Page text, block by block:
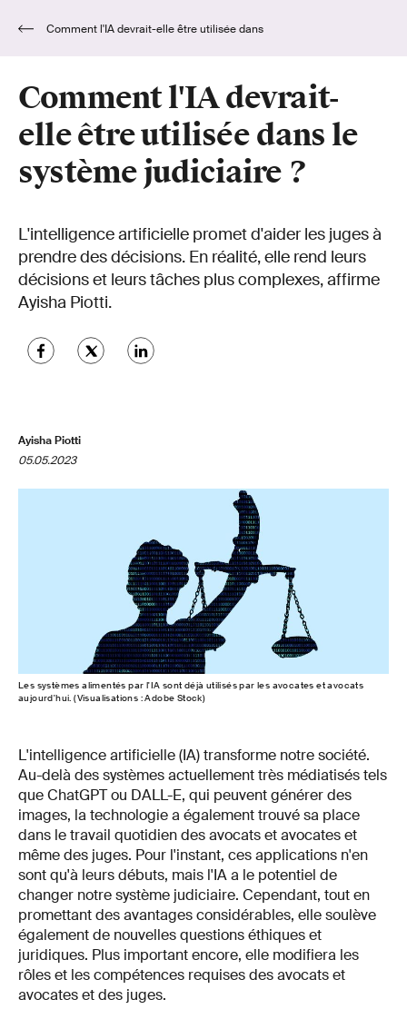
Comment l'IA devrait-
elle être utilisée dans le
système judiciaire ?
L'intelligence artificielle promet d'aider les juges à
prendre des décisions. En réalité, elle rend leurs
décisions et leurs tâches plus complexes, affirme
Ayisha Piotti.
Ayisha Piotti
05.05.2023
Les systèmes alimentés par l'IA sont déjà utilisés par les avocates et avocats
aujourd'hui. (Visualisations : Adobe Stock)
L'intelligence artificielle (IA) transforme notre société.
Au-delà des systèmes actuellement très médiatisés tels
que ChatGPT ou DALL-E, qui peuvent générer des
images, la technologie a également trouvé sa place
dans le travail quotidien des avocats et avocates et
même des juges. Pour l'instant, ces applications n'en
sont qu'à leurs débuts, mais l'IA a le potentiel de
changer notre système judiciaire. Cependant, tout en
promettant des avantages considérables, elle soulève
également de nouvelles questions éthiques et
juridiques. Plus important encore, elle modifiera les
rôles et les compétences requises des avocats et
avocates et des juges.